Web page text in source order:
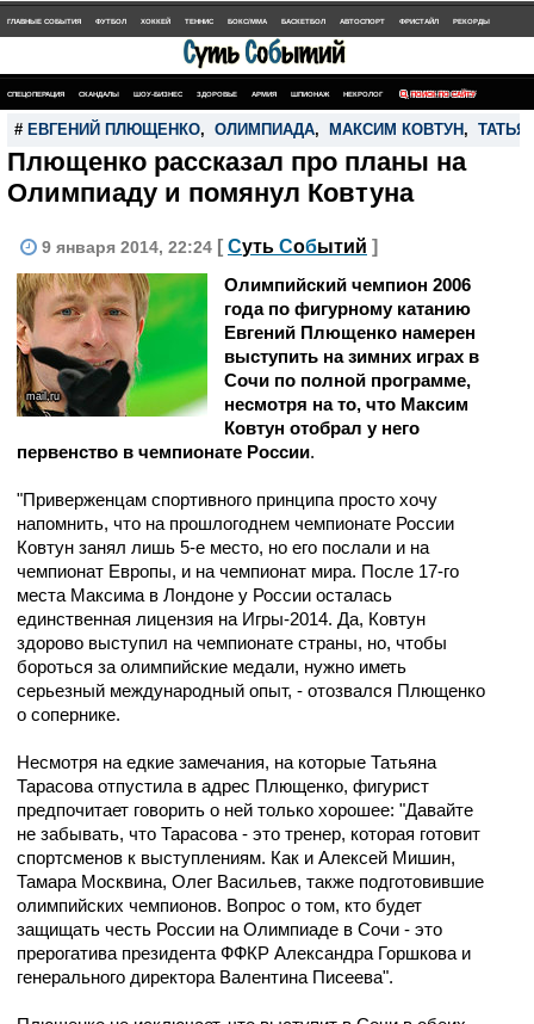
ГЛАВНЫЕ СОБЫТИЯ ФУТБОЛ ХОККЕЙ ТЕННИС БОКС/MMA БАСКЕТБОЛ АВТОСПОРТ ФРИСТАЙЛ РЕКОРДЫ
СПЕЦОПЕРАЦИЯ СКАНДАЛЫ ШОУ-БИЗНЕС ЗДОРОВЬЕ АРМИЯ ШПИОНАЖ НЕКРОЛОГ ПОИСК ПО САЙТУ
# ЕВГЕНИЙ ПЛЮЩЕНКО, ОЛИМПИАДА, МАКСИМ КОВТУН ,
Плющенко рассказал про планы на
Олимпиаду и помянул Ковтуна
9 января 2014, 22:24 [ Суть Событий ]
mail.ru
Олимпийский чемпион 2006
года по фигурному катанию
Евгений Плющенко намерен
выступить на зимних играх в
Сочи по полной программе,
несмотря на то, что Максим
Ковтун отобрал у него
первенство в чемпионате России.
"Приверженцам спортивного принципа просто хочу
напомнить, что на прошлогоднем чемпионате России
Ковтун занял лишь 5-е место, но его послали и на
чемпионат Европы, и на чемпионат мира. После 17-го
места Максима в Лондоне у России осталась
единственная лицензия на Игры-2014. Да, Ковтун
здорово выступил на чемпионате страны, но, чтобы
бороться за олимпийские медали, нужно иметь
серьезный международный опыт, - отозвался Плющенко
о сопернике.
Несмотря на едкие замечания, на которые Татьяна
Тарасова отпустила в адрес Плющенко, фигурист
предпочитает говорить о ней только хорошее: "Давайте
не забывать, что Тарасова - это тренер, которая готовит
спортсменов к выступлениям. Как и Алексей Мишин,
Тамара Москвина, Олег Васильев, также подготовившие
олимпийских чемпионов. Вопрос о том, кто будет
защищать честь России на Олимпиаде в Сочи - это
прерогатива президента ФФКР Александра Горшкова и
генерального директора Валентина Писеева".